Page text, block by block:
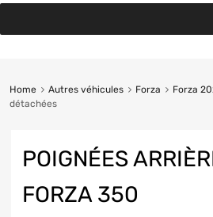
Home Autres véhicules Forza Forza
détachées
POIGNÉES
FORZA 350